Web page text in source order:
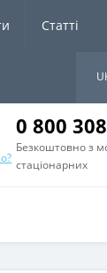
Статті
0 800
Безкоштовно з
стаціонарних